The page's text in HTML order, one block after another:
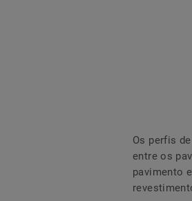
Os perfis
entre os
pavimento